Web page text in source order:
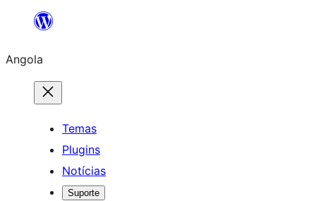
Saltar
o
conteúdo
Angola
Temas
Plugins
Notícias
Suporte